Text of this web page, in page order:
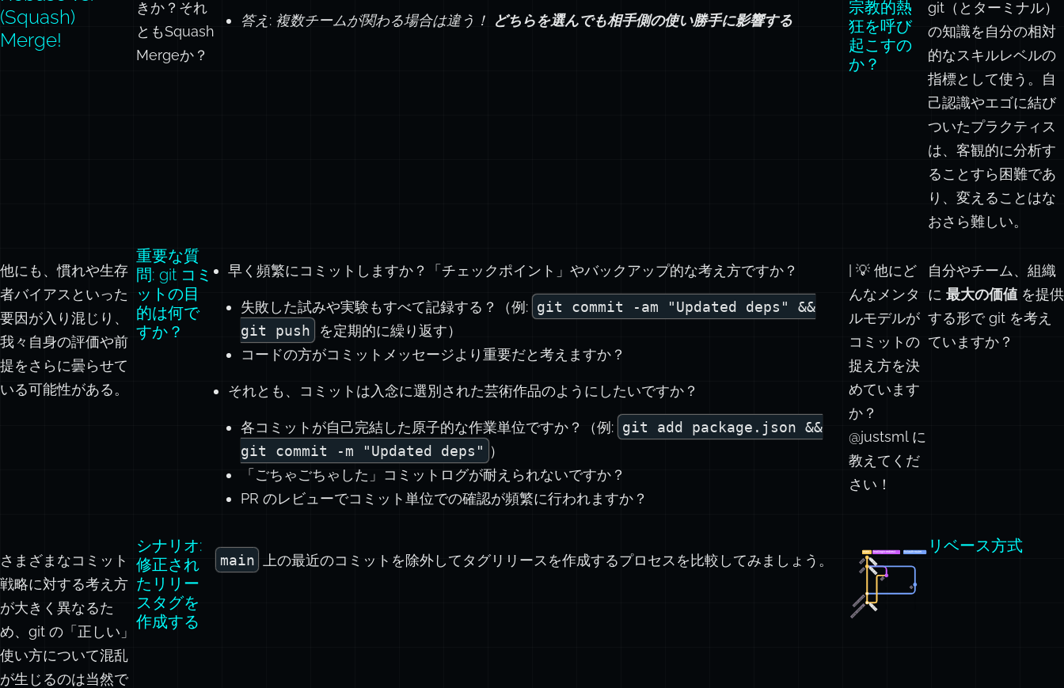
(Squash)
Merge!
きか？それ
ともSquash
Mergeか？
答え: 複数チームが関わる場合は違う！ どちらを選んでも相手側の使い勝手に影響する
宗教的熱
狂を呼び
起こすの
か？
git（とターミナル）
の知識を自分の相対
的なスキルレベルの
指標として使う。自
己認識やエゴに結び
ついたプラクティス
は、客観的に分析す
ることすら困難であ
り、変えることはな
おさら難しい。
他にも、慣れや生存
者バイアスといった
要因が入り混じり、
我々自身の評価や前
提をさらに曇らせて
いる可能性がある。
重要な質
問: git コミ
ットの目
的は何で
すか？
早く頻繁にコミットしますか？「チェックポイント」やバックアップ的な考え方ですか？
失敗した試みや実験もすべて記録する？（例: git commit -am "Updated deps" &&
git push
を定期的に繰り返す）
コードの方がコミットメッセージより重要だと考えますか？
それとも、コミットは入念に選別された芸術作品のようにしたいですか？
各コミットが自己完結した原子的な作業単位ですか？（例: git add package.json &&
git commit -m "Updated deps" ）
「ごちゃごちゃした」コミットログが耐えられないですか？
PR のレビューでコミット単位での確認が頻繁に行われますか？
| 💡 他にど
んなメンタ
ルモデルが
コミットの
捉え方を決
めています
か？
@justsml に
教えてくだ
さい！
自分やチーム、組織
に 最大の価値 を提供
する形で git を考え
ていますか？
さまざまなコミット
戦略に対する考え方
が大きく異なるた
め、git の「正しい」
使い方について混乱
が生じるのは当然で
シナリオ:
修正され
たリリー
スタグを
作成する
main 上の最近のコミットを除外してタグリリースを作成するプロセスを比較してみましょう。
リベース方式